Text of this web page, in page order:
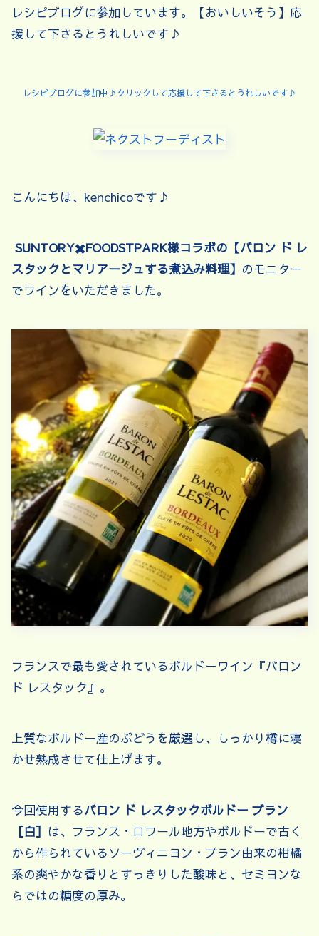
レシピブログに参加しています。【おいしいそう】応
援して下さるとうれしいです♪
レシピブログに参加中♪クリックして応援して下さるとうれしいです♪
こんにちは、kenchicoです♪
SUNTORY✖️FOODSTPARK様コラボの【バロン ド レ
スタックとマリアージュする煮込み料理】 のモニター
でワインをいただきました。
フランスで最も愛されているボルドーワイン『バロン
ド レスタック』。
上質なボルドー産のぶどうを厳選し、しっかり樽に寝
かせ熟成させて仕上げます。
今回使用するバロン ド レスタックボルドー ブラン
［白］ は、フランス・ロワール地方やボルドーで古く
から作られているソーヴィニヨン・ブラン由来の柑橘
系の爽やかな香りとすっきりした酸味と、セミヨンな
らではの糖度の厚み。